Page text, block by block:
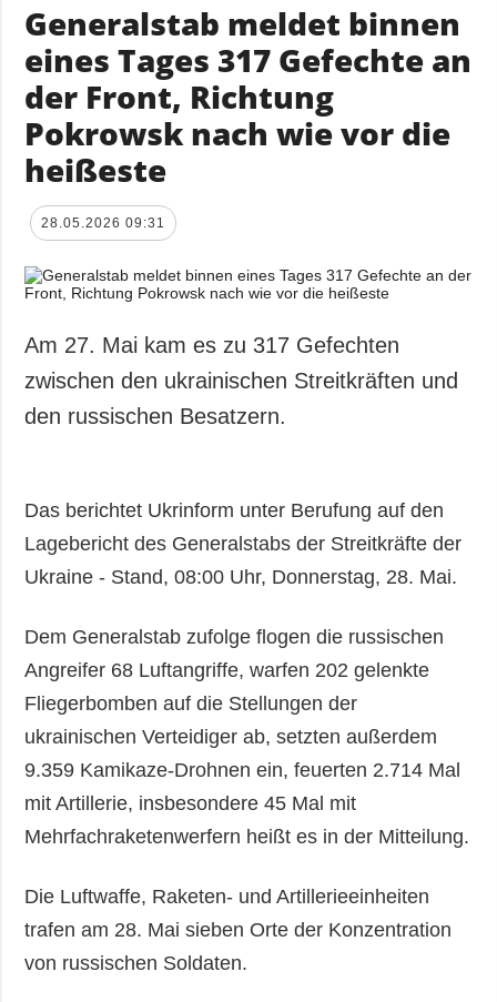
Generalstab meldet binnen
eines Tages 317 Gefechte an
der Front, Richtung
Pokrowsk nach wie vor die
heißeste
28.05.2026 09:31
Am 27. Mai kam es zu 317 Gefechten
zwischen den ukrainischen Streitkräften und
den russischen Besatzern.
Das berichtet Ukrinform unter Berufung auf den
Lagebericht des Generalstabs der Streitkräfte der
Ukraine - Stand, 08:00 Uhr, Donnerstag, 28. Mai.
Dem Generalstab zufolge flogen die russischen
Angreifer 68 Luftangriffe, warfen 202 gelenkte
Fliegerbomben auf die Stellungen der
ukrainischen Verteidiger ab, setzten außerdem
9.359 Kamikaze-Drohnen ein, feuerten 2.714 Mal
mit Artillerie, insbesondere 45 Mal mit
Mehrfachraketenwerfern heißt es in der Mitteilung.
Die Luftwaffe, Raketen- und Artillerieeinheiten
trafen am 28. Mai sieben Orte der Konzentration
von russischen Soldaten.